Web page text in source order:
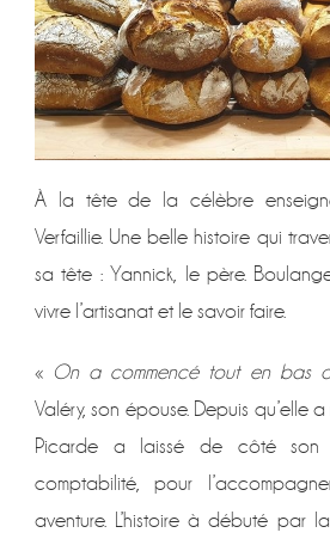
À la tête de la célèbre
Verfaillie. Une belle histoire qui
sa tête : Yannick, le père.
vivre l’artisanat et le savoir faire.
« On a commencé tout en bas
Valéry, son épouse. Depuis qu’elle
Picarde a laissé de côté son
comptabilité, pour
aventure. L’histoire à débuté par